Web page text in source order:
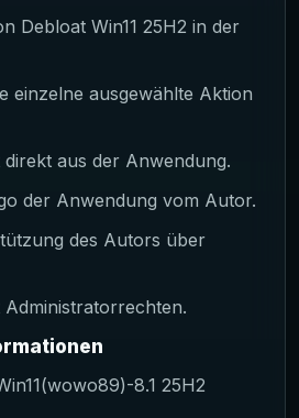
Debloat Win11 25H2 in der
einzelne ausgewählte Aktion
aus der Anwendung.
der Anwendung vom Autor.
des Autors über
8.1 25H2